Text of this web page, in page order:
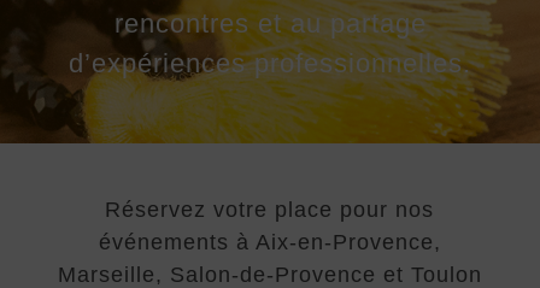
rencontres et au partage
d’expériences professionnelles.
Réservez votre place pour nos
événements à Aix-en-Provence,
Marseille, Salon-de-Provence et Toulon